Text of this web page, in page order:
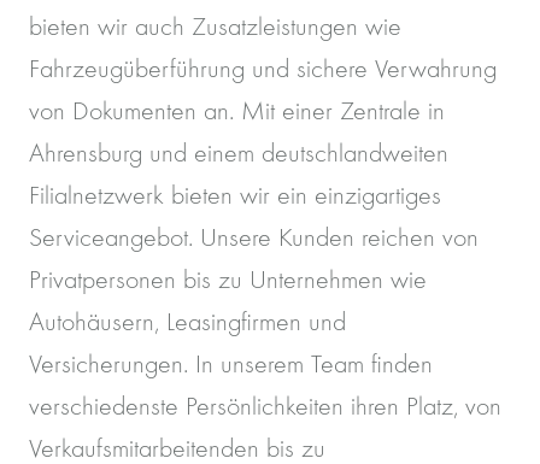
bieten wir auch Zusatzleistungen wie
Fahrzeugüberführung und sichere Verwahrung
von Dokumenten an. Mit einer Zentrale in
Ahrensburg und einem deutschlandweiten
Filialnetzwerk bieten wir ein einzigartiges
Serviceangebot. Unsere Kunden reichen von
Privatpersonen bis zu Unternehmen wie
Autohäusern, Leasingfirmen und
Versicherungen. In unserem Team finden
verschiedenste Persönlichkeiten ihren Platz, von
Verkaufsmitarbeitenden bis zu